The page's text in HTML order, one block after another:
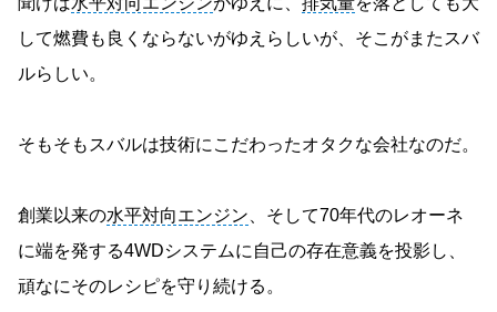
して燃費も良くならないがゆえらしいが、そこがまたスバ
ルらしい。
そもそもスバルは技術にこだわったオタクな会社なのだ。
創業以来の水平対向エンジン 、そして70年代のレオーネ
に端を発する4WDシステムに自己の存在意義を投影し、
頑なにそのレシピを守り続ける。